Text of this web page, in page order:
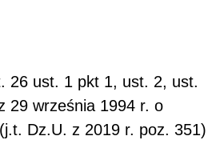
26 ust. 1 pkt 1, ust. 2, ust.
29 września 1994 r. o
Dz.U. z 2019 r. poz. 351)